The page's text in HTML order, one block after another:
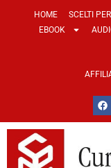
HOME SCELTI
EBOOK